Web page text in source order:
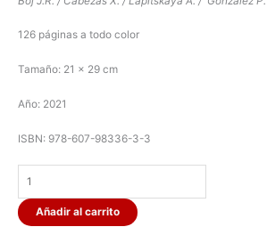
126 páginas a todo color
Tamaño: 21 x 29 cm
Año: 2021
ISBN: 978-607-98336-3-3
Añadir al carrito